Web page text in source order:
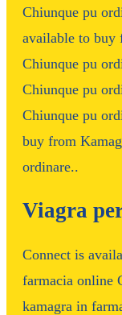
Chiunque pu
available to buy
Chiunque pu
Chiunque pu
Chiunque pu
buy from
ordinare..
Viagra
Connect is
farmacia online
kamagra in